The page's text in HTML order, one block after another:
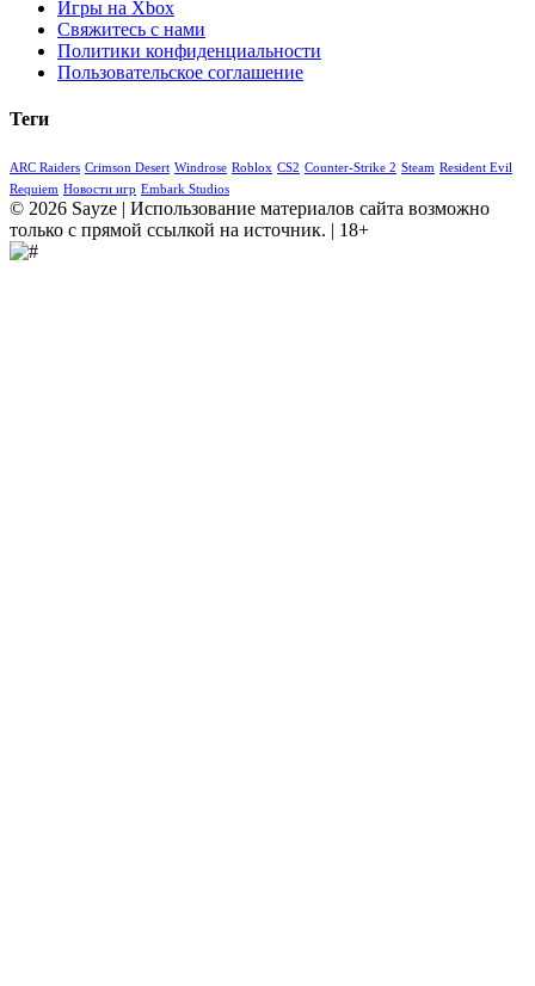
Игры на Xbox
Свяжитесь с нами
Политики конфиденциальности
Пользовательское соглашение
Теги
ARC Raiders Crimson Desert Windrose Roblox CS2 Counter-Strike 2 Steam Resident Evil
Requiem Новости игр Embark Studios
© 2026 Sayze | Использование материалов сайта возможно
только с прямой ссылкой на источник. | 18+